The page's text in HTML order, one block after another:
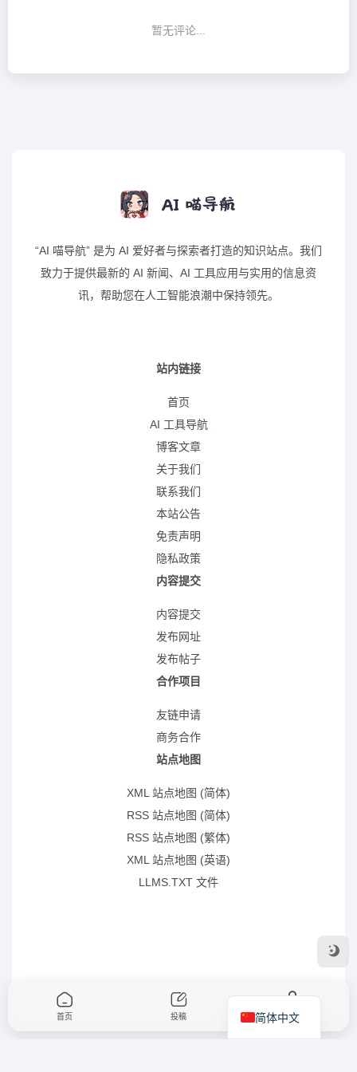
暂无评论...
“AI 喵导航” 是为 AI 爱好者与探索者打造的知识站点。我们
致力于提供最新的 AI 新闻、AI 工具应用与实用的信息资
讯，帮助您在人工智能浪潮中保持领先。
站内链接
首页
AI 工具导航
博客文章
关于我们
联系我们
本站公告
免责声明
隐私政策
内容提交
内容提交
发布网址
发布帖子
合作项目
友链申请
商务合作
站点地图
XML 站点地图 (简体)
RSS 站点地图 (简体)
RSS 站点地图 (繁体)
XML 站点地图 (英语)
LLMS.TXT 文件
首页 投稿 我的
简体中文